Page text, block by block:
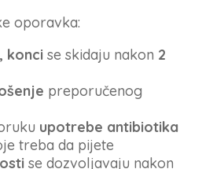
oporavka:
, konci se skidaju nakon 2
preporučenog
upotrebe antibiotika
treba da pijete
se dozvoljavaju nakon